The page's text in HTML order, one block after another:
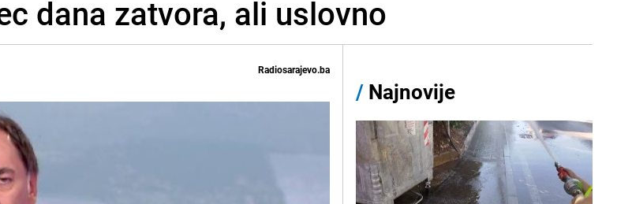
dana zatvora, ali uslovno
Radiosarajevo.ba
/ Najnovije